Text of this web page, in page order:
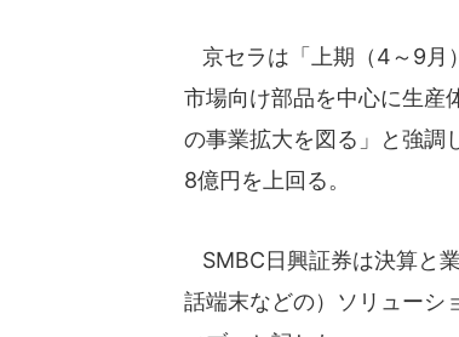
京セラは「上期（4～9月
市場向け部品を中心に生産
の事業拡大を図る」と強調
8億円を上回る。
SMBC日興証券は決算と
話端末などの）ソリューシ